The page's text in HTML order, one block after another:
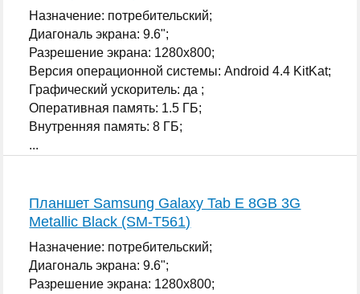
Назначение: потребительский;
Диагональ экрана: 9.6";
Разрешение экрана: 1280x800;
Версия операционной системы: Android 4.4 KitKat;
Графический ускоритель: да ;
Оперативная память: 1.5 ГБ;
Внутренняя память: 8 ГБ;
...
Планшет Samsung Galaxy Tab E 8GB 3G
Metallic Black (SM-T561)
Назначение: потребительский;
Диагональ экрана: 9.6";
Разрешение экрана: 1280x800;